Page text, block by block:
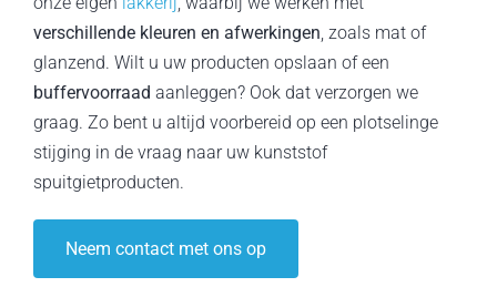
verschillende kleuren en afwerkingen , zoals mat of
glanzend. Wilt u uw producten opslaan of een
buffervoorraad aanleggen? Ook dat verzorgen we
graag. Zo bent u altijd voorbereid op een plotselinge
stijging in de vraag naar uw kunststof
spuitgietproducten.
Neem contact met ons op